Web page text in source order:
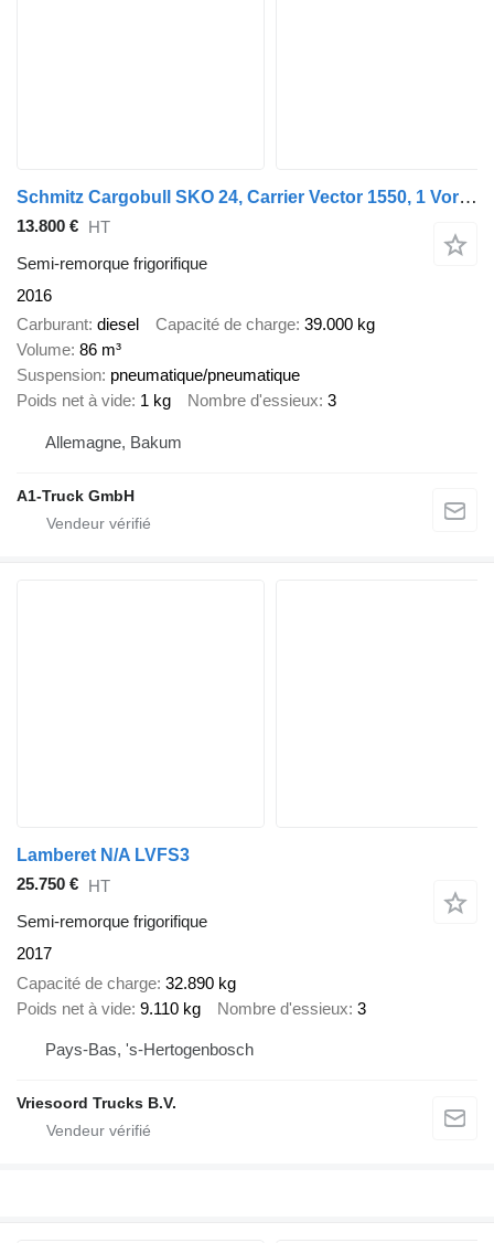
Schmitz Cargobull SKO 24, Carrier Vector 1550, 1 Vorbesitzer
13.800 €
HT
Semi-remorque frigorifique
2016
Carburant diesel Capacité de charge 39.000 kg
Volume 86 m³
Suspension pneumatique/pneumatique
Poids net à vide 1 kg Nombre d'essieux 3
Allemagne, Bakum
A1-Truck GmbH
Lamberet N/A LVFS3
25.750 € HT
Semi-remorque frigorifique
2017
Capacité de charge 32.890 kg
Poids net à vide 9.110 kg Nombre d'essieux 3
Pays-Bas, 's-Hertogenbosch
Vriesoord Trucks B.V.